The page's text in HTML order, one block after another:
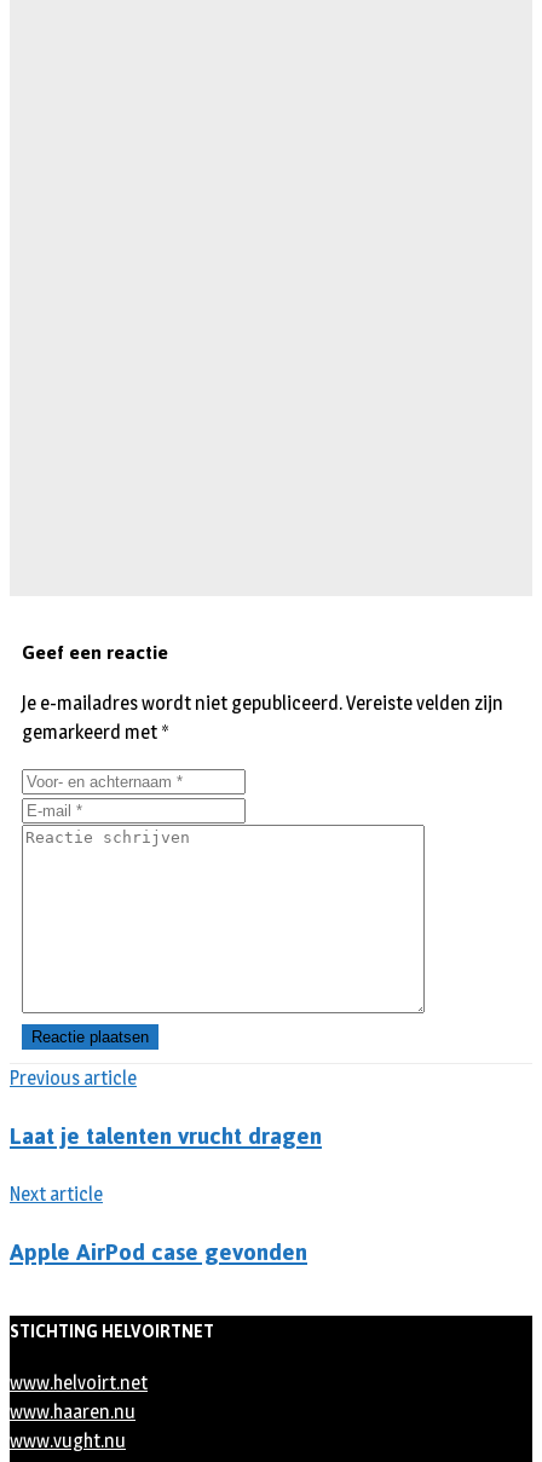
Previous article
Laat je talenten vrucht dragen
Next article
Apple AirPod case gevonden
Geef een reactie
Je e-mailadres wordt niet gepubliceerd.Vereiste velden zijn
gemarkeerd met *
STICHTING HELVOIRTNET
www.helvoirt.net
www.haaren.nu
www.vught.nu